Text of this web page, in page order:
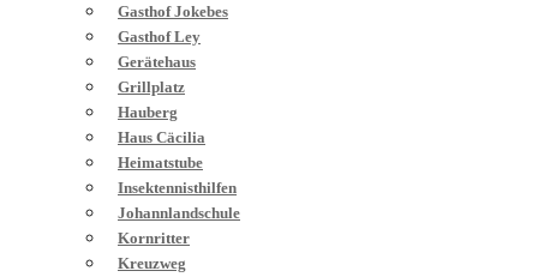
Gasthof Jokebes
Gasthof Ley
Gerätehaus
Grillplatz
Hauberg
Haus Cäcilia
Heimatstube
Insektennisthilfen
Johannlandschule
Kornritter
Kreuzweg